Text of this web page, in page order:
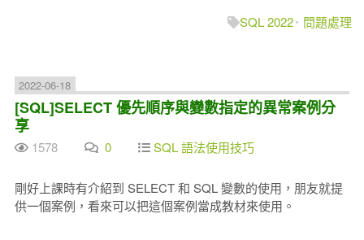
SQL 2022
問題處理
2022-06-18
[SQL]SELECT 優先順序與變數指定的異常案例分
享
1578 0 SQL 語法使用技巧
剛好上課時有介紹到 SELECT 和 SQL 變數的使用，朋友就提
供一個案例，看來可以把這個案例當成教材來使用。